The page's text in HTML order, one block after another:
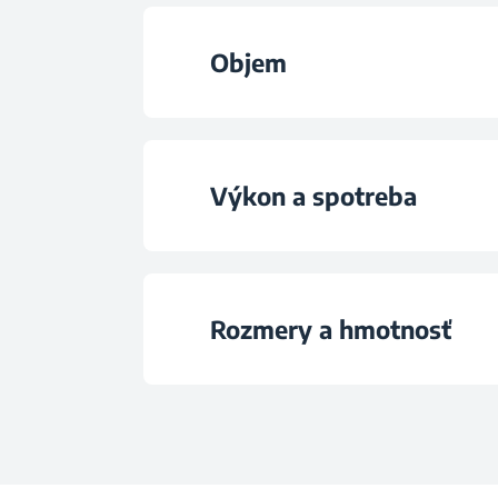
Typ otvárania
Objem
Výkon a spotreba
Rozmery a hmotnosť